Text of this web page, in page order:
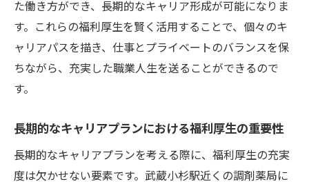
た働き方ができ、長期的なキャリア形成が可能になりま
す。これらの福利厚生を賢く活用することで、個々のキ
ャリアパスを描き、仕事とプライベートのバランスを保
ちながら、充実した職業人生を送ることができるので
す。
長期的なキャリアプランにおける福利厚生の重要性
長期的なキャリアプランを考える際に、福利厚生の充実
度は欠かせない要素です。武蔵小杉駅近くの調剤薬局に